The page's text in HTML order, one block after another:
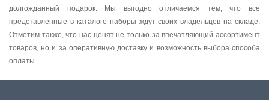
долгожданный подарок. Мы выгодно отличаемся тем, что все
представленные в каталоге наборы ждут своих владельцев на складе.
Отметим также, что нас ценят не только за впечатляющий ассортимент
товаров, но и за оперативную доставку и возможность выбора способа
оплаты.